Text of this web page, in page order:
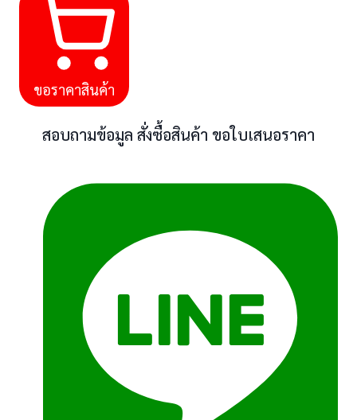
ขอราคาสินค้า
สอบถามข้อมูล สั่งซื้อสินค้า ขอใบเสนอราคา